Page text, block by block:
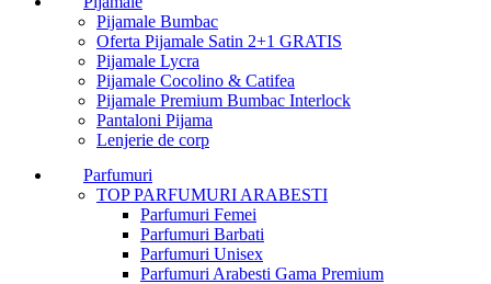
Pijamale Bumbac
Oferta Pijamale Satin 2+1 GRATIS
Pijamale Lycra
Pijamale Cocolino & Catifea
Pijamale Premium Bumbac Interlock
Pantaloni Pijama
Lenjerie de corp
Parfumuri
TOP PARFUMURI ARABESTI
Parfumuri Femei
Parfumuri Barbati
Parfumuri Unisex
Parfumuri Arabesti Gama Premium